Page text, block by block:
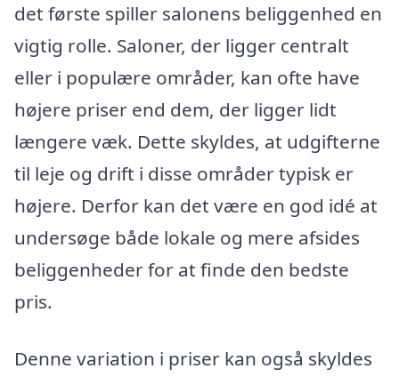
det første spiller salonens beliggenhed en
vigtig rolle. Saloner, der ligger centralt
eller i populære områder, kan ofte have
højere priser end dem, der ligger lidt
længere væk. Dette skyldes, at udgifterne
til leje og drift i disse områder typisk er
højere. Derfor kan det være en god idé at
undersøge både lokale og mere afsides
beliggenheder for at finde den bedste
pris.
Denne variation i priser kan også skyldes